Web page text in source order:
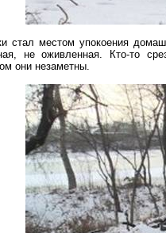
стал местом упокоения
не оживленная. Кто-то
они незаметны.